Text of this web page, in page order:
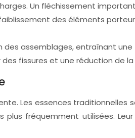
Un fléchissement
des éléments
des assemblages, entraînant
fissures et une réduction de
Les essences
fréquemment utilisées.